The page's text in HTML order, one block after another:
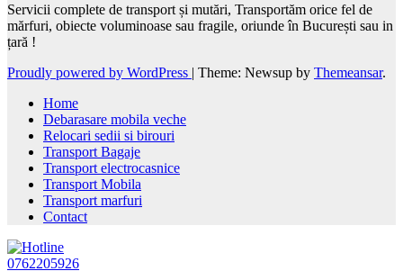
Servicii complete de transport și mutări, Transportăm orice fel de
mărfuri, obiecte voluminoase sau fragile, oriunde în București sau in
țară !
Proudly powered by WordPress | Theme: Newsup by Themeansar.
Home
Debarasare mobila veche
Relocari sedii si birouri
Transport Bagaje
Transport electrocasnice
Transport Mobila
Transport marfuri
Contact
0762205926